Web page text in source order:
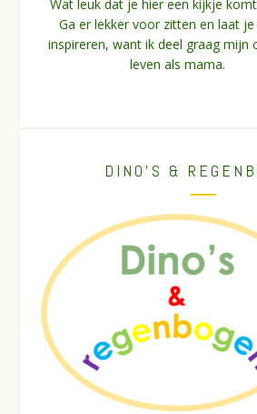
Wat leuk dat je hier een kijkje
Ga er lekker voor zitten en laat
inspireren, want ik deel graag mijn
leven als mama.
DINO’S &